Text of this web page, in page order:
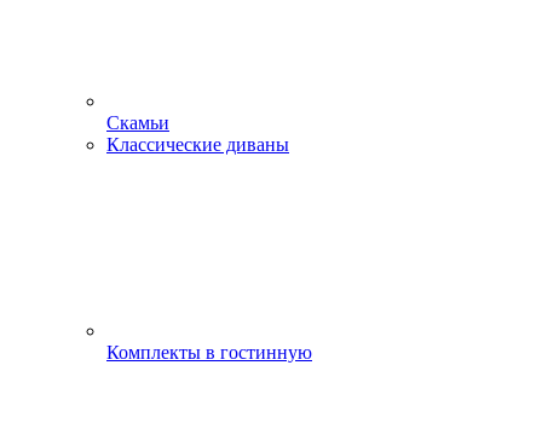
Скамьи
Классические диваны
Комплекты в гостинную